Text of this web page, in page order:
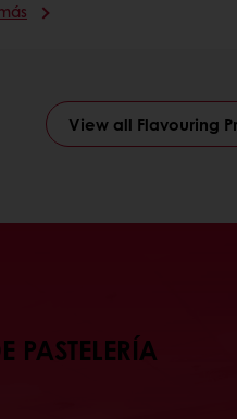
View all Flavouring
PASTELERÍA